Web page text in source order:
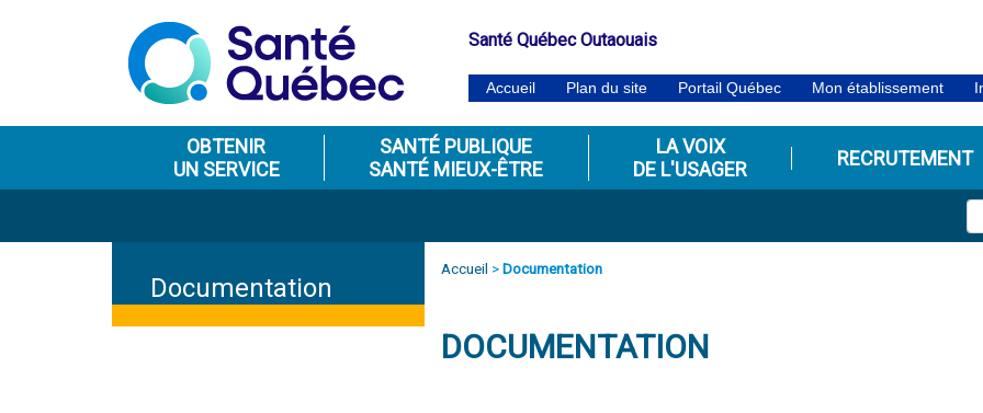
Santé Québec Outaouais
Accueil Plan du site Portail Québec Mon établissement
OBTENIR
UN SERVICE
SANTÉ PUBLIQUE
SANTÉ MIEUX-ÊTRE
LA VOIX
DE L'USAGER
RECRUTEMENT
Documentation
Accueil >Documentation
DOCUMENTATION